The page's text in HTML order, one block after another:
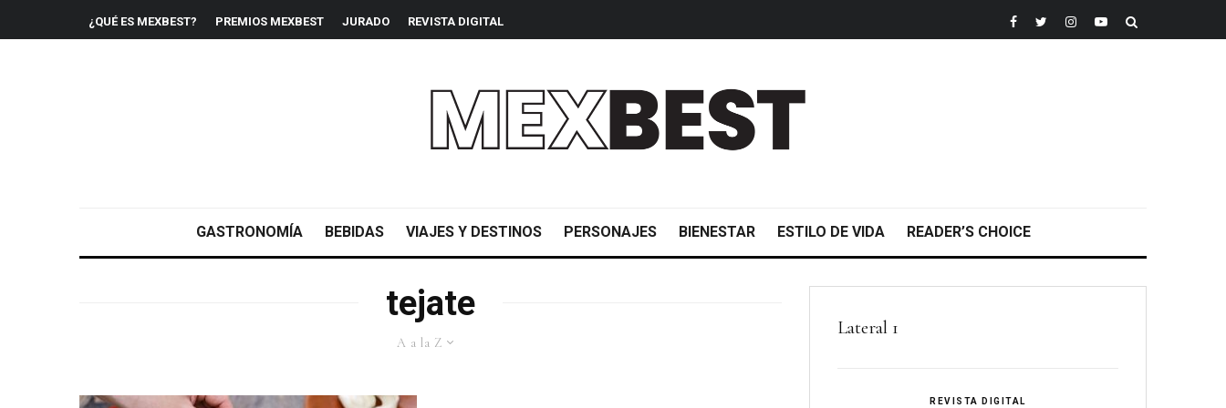
¿QUÉ ES MEXBEST? PREMIOS MEXBEST JURADO REVISTA DIGITAL
GASTRONOMÍA BEBIDAS VIAJES Y DESTINOS PERSONAJES BIENESTAR ESTILO DE VIDA READER’S CHOICE
tejate
A a la Z
Lateral 1
REVISTA DIGITAL